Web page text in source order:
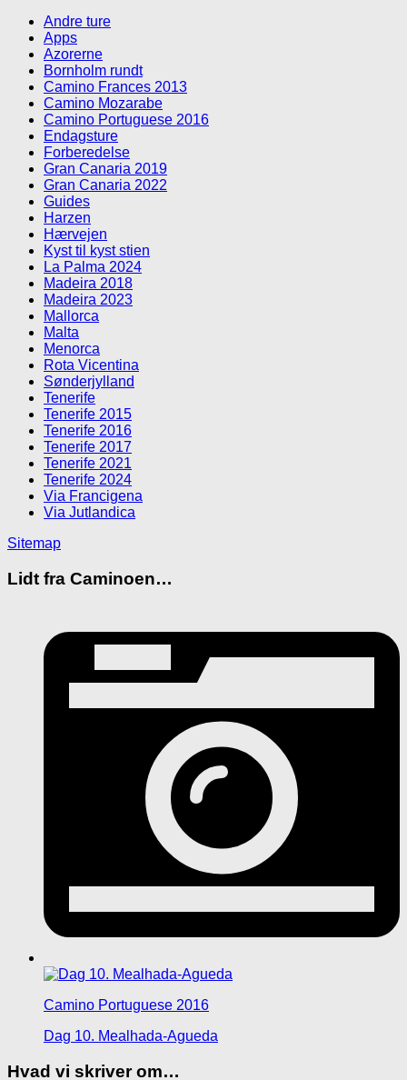
Andre ture
Apps
Azorerne
Bornholm rundt
Camino Frances 2013
Camino Mozarabe
Camino Portuguese 2016
Endagsture
Forberedelse
Gran Canaria 2019
Gran Canaria 2022
Guides
Harzen
Hærvejen
Kyst til kyst stien
La Palma 2024
Madeira 2018
Madeira 2023
Mallorca
Malta
Menorca
Rota Vicentina
Sønderjylland
Tenerife
Tenerife 2015
Tenerife 2016
Tenerife 2017
Tenerife 2021
Tenerife 2024
Via Francigena
Via Jutlandica
Sitemap
Lidt fra Caminoen…
Camino Portuguese 2016
Dag 10. Mealhada-Agueda
Hvad vi skriver om…